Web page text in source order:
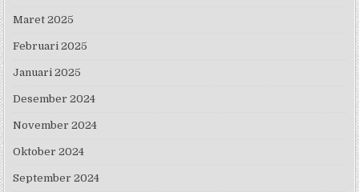
Maret 2025
Februari 2025
Januari 2025
Desember 2024
November 2024
Oktober 2024
September 2024